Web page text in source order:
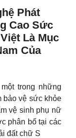
Phát
Cao Sức
Là Mục
Của
trong những
bảo vệ sức khỏe
vệ sinh phụ nữ
phân bố tại các
đất chữ S